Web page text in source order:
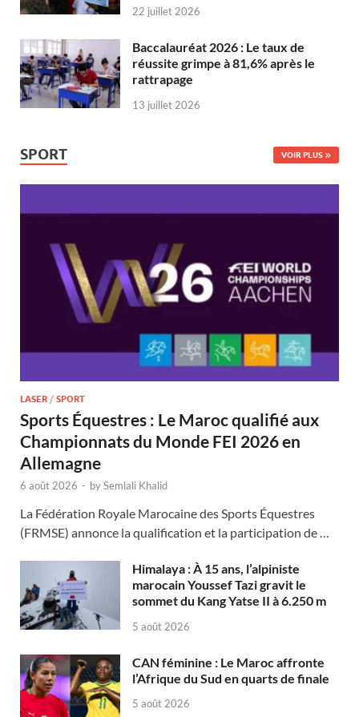
22 juillet 2026
Baccalauréat 2026 : Le taux de
réussite grimpe à 81,6% après le
rattrapage
13 juillet 2026
SPORT VOIR PLUS
LASER / SPORT
Sports Équestres : Le Maroc qualifié aux
Championnats du Monde FEI 2026 en
Allemagne
6 août 2026 - bySemlali Khalid
La Fédération Royale Marocaine des Sports Équestres
(FRMSE) annonce la qualification et la participation de …
Himalaya : À 15 ans, l’alpiniste
marocain Youssef Tazi gravit le
sommet du Kang Yatse II à 6.250 m
5 août 2026
CAN féminine : Le Maroc affronte
l’Afrique du Sud en quarts de finale
5 août 2026